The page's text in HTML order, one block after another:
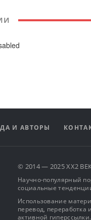
И АВТОРЫ
© 2014 — 2025 XX2
Научно-популярный
социальные
Использование
перевод, переработка
активной